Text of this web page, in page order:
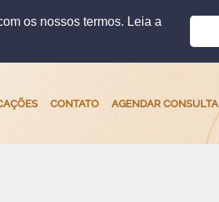
os nossos termos. Leia a
CONTATO AGENDAR CONSULTA